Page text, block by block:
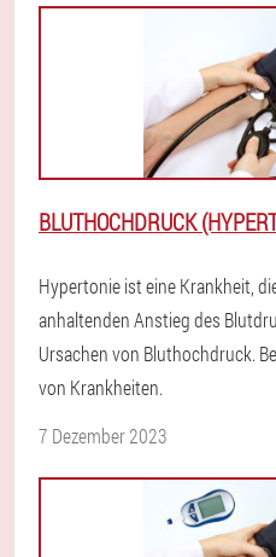
BLUTHOCHDRUCK
Hypertonie ist eine Krankheit,
anhaltenden Anstieg des
Ursachen von Bluthochdruck.
von Krankheiten.
7 Dezember 2023